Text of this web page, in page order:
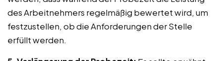
des Arbeitnehmers regelmäßig bewertet wird, um
festzustellen, ob die Anforderungen der Stelle
erfüllt werden.